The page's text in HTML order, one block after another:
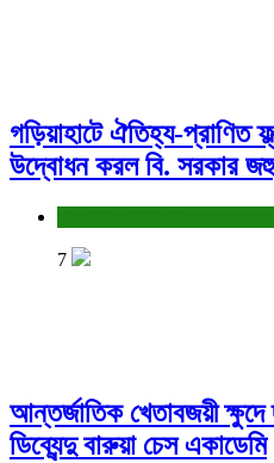
গড়িয়াহাটে ঐতিহ্য-প্রাণিত
উদ্বোধন করল বি. সরকার
7
আন্তর্জাতিক খেতাবজয়ী ক্ষুদে
ডিব্যেন্দু বারুয়া চেস একাডেমি